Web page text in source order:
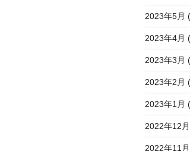
2023年5月
2023年4月
2023年3月
2023年2月
2023年1月
2022年12
2022年11